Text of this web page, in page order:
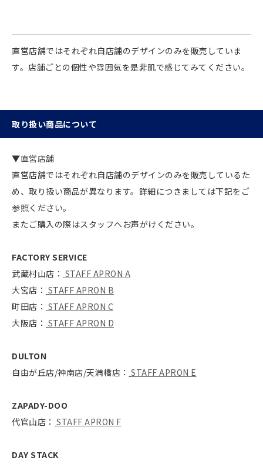
直営店舗ではそれぞれ自店舗のデザインのみを販売していま
す。店舗ごとの個性や雰囲気を是非肌で感じてみてください。
取り扱い商品について
▼直営店舗
直営店舗ではそれぞれ自店舗のデザインのみを販売しているた
め、取り扱い商品が異なります。詳細につきましては下記をご
参照ください。
またご購入の際はスタッフへお声がけください。
FACTORY SERVICE
武蔵村山店： STAFF APRON A
大宮店： STAFF APRON B
町田店： STAFF APRON C
大阪店： STAFF APRON D
DULTON
自由が丘店/神南店/天満橋店： STAFF APRON E
ZAPADY-DOO
代官山店： STAFF APRON F
DAY STACK